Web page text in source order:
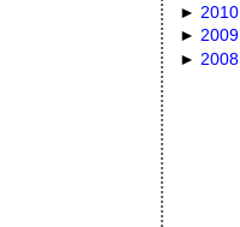
► 2010
►2009
► 2008